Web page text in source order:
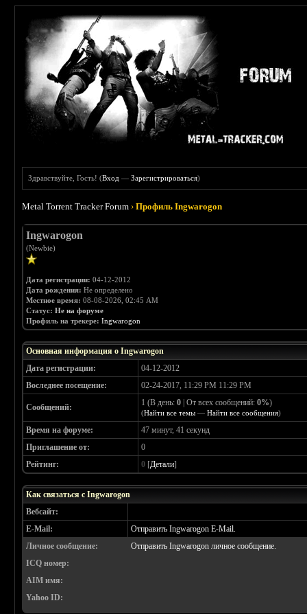
Здравствуйте, Гость! (Вход —Зарегистрироваться)
Metal Torrent Tracker Forum ›Профиль Ingwarogon
Ingwarogon
(Newbie)
Дата регистрации: 04-12-2012
Дата рождения: Не определено
Местное время: 08-08-2026, 02:45 AM
Статус: Не на форуме
Профиль на трекере: Ingwarogon
Основная информация о Ingwarogon
Дата регистрации:
04-12-2012
Воследнее посещение:
02-24-2017, 11:29 PM 11:29 PM
Сообщений: 1 (В день:0 | От всех сообщений:0%)
(Найти все темы —Найти все сообщения)
Время на форуме:
47 минут, 41 секунд
Приглашение от:
0
Рейтинг:
0 [Детали]
Как связаться с Ingwarogon
Вебсайт:
E-Mail:
Отправить Ingwarogon E-Mail.
Личное сообщение:
Отправить Ingwarogon личное сообщение.
ICQ номер:
AIM имя:
Yahoo ID: